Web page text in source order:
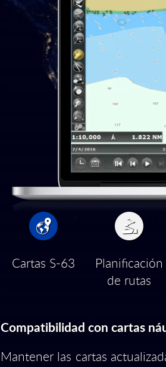
Cartas S-63
Planificación
de rutas
Compatibilidad con cartas
Mantener las cartas